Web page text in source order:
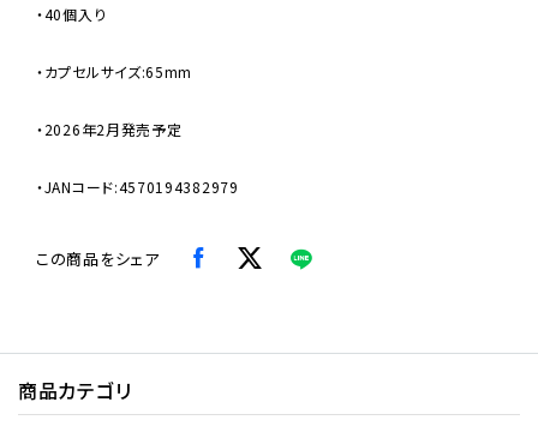
・40個入り
・カプセルサイズ:65mm
・2026年2月発売予定
・JANコード:4570194382979
この商品をシェア
商品カテゴリ